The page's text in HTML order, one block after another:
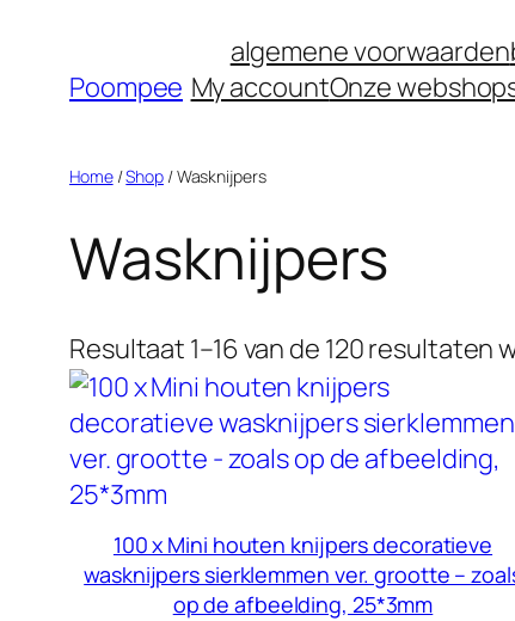
Poompee
algemene voorwaarden
My accountOnze
Home/Shop/ Wasknijpers
Wasknijpers
Resultaat 1–16 van de 120 resultaten
100 x Mini houten knijpers decoratieve
wasknijpers sierklemmen ver. grootte –
op de afbeelding, 25*3mm